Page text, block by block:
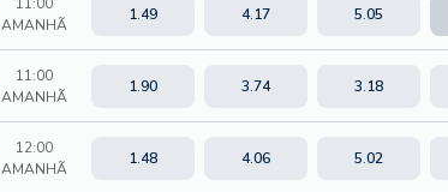
AMANHÃ
1.49 4.17 5.05
11:00
AMANHÃ
1.90 3.74 3.18
12:00
AMANHÃ
1.48 4.06 5.02